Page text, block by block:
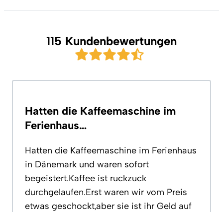
115 Kundenbewertungen
Hatten die Kaffeemaschine im
Ferienhaus…
Hatten die Kaffeemaschine im Ferienhaus
in Dänemark und waren sofort
begeistert.Kaffee ist ruckzuck
durchgelaufen.Erst waren wir vom Preis
etwas geschockt,aber sie ist ihr Geld auf